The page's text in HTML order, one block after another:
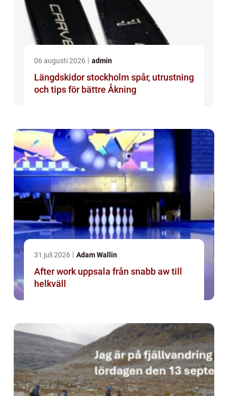
06 augusti 2026 admin
Längdskidor stockholm spår, utrustning
och tips för bättre Åkning
31 juli 2026 Adam Wallin
After work uppsala från snabb aw till
helkväll